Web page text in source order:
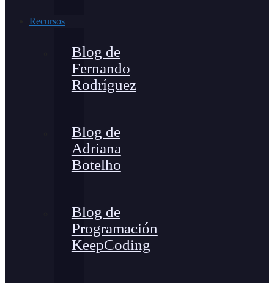
Recursos
Blog de
Fernando
Rodríguez
Blog de
Adriana
Botelho
Blog de
Programación
KeepCoding